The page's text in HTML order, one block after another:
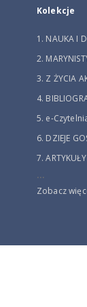
Kolekcje
1. NAUKA I
2.
3. Z ŻYCIA
4.
5. e-
6. DZIEJE
7. ARTYKUŁY
...
Zobacz